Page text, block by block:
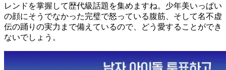
レンドを掌握して歴代級話題を集めますね。少年美いっぱい
の顔にそうでなかった完璧で怒っている腹筋、そして名不虚
伝の踊りの実力まで備えているので、どう愛することができ
ないでしょう。